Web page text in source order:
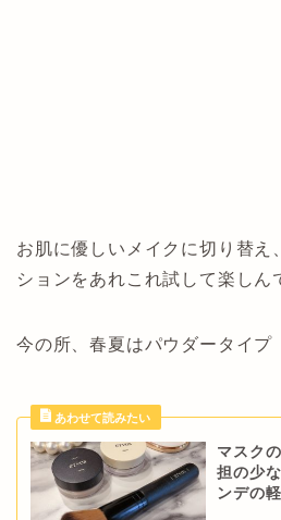
お肌に優しいメイクに切り替え
ションをあれこれ試して楽しん
今の所、春夏はパウダータイプ
マスク
担の少
ンデの